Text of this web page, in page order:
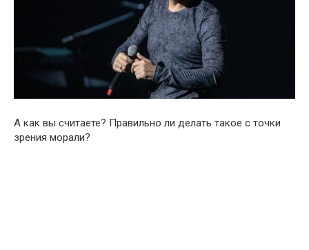
А как вы считаете? Правильно ли делать такое с точки
зрения морали?